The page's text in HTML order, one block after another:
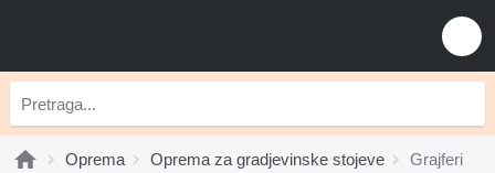
Oprema Oprema za gradjevinske stojeve Grajferi